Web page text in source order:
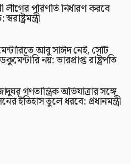
পরিণতি নির্ধারণ করবে
আবু সাঈদ নেই, সেটি
নয়: ভারপ্রাপ্ত রাষ্ট্রপতি
গণতান্ত্রিক অভিযাত্রার সঙ্গে
ইতিহাস তুলে ধরবে: প্রধানমন্ত্রী